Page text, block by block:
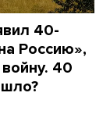
40-
Россию»,
40